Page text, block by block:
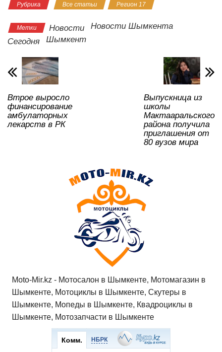
at
s
A
p
p
c
e
b
o
o
k
tt
er
n
o
e
gr
.R
u
и
ть
Рубрика Все статьи Регион 17
Метки Новости
Новости Шымкента
Сегодня
Шымкент
Втрое выросло
финансирование
амбулаторных
лекарств в РК
Выпускница из
школы
Мактааральского
района получила
приглашения от
80 вузов мира
Moto-Mir.kz - Мотосалон в Шымкенте, Мотомагазин в
Шымкенте, Мотоциклы в Шымкенте, Скутеры в
Шымкенте, Мопеды в Шымкенте, Квадроциклы в
Шымкенте, Мотозапчасти в Шымкенте